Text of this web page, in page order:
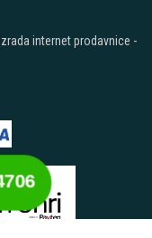
Izrada internet prodavnice -